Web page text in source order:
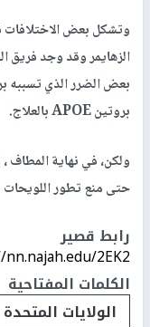
الزهايمر وقد وجد فريق
بعض الضرر الذي تسببه
بروتين APOE بالعلاج.
ولكن، في نهاية المطاف ،
حتى منع تطور
رابط قصير
2EK2/
الكلمات المفتاحية
الولايات المتحدة